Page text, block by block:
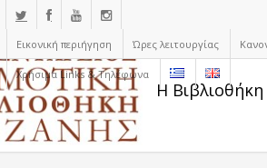
Εικονική περιήγηση Ώρες λειτουργίας
Χρήσιμα Links & Τηλέφωνα
Η